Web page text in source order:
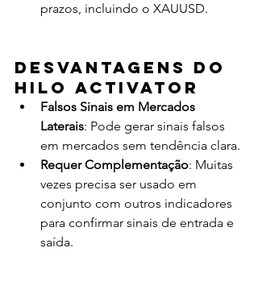
prazos, incluindo o XAUUSD.
Desvantagens do
HiLo Activator
Falsos Sinais em Mercados
Laterais: Pode gerar sinais falsos
em mercados sem tendência clara.
Requer Complementação: Muitas
vezes precisa ser usado em
conjunto com outros indicadores
para confirmar sinais de entrada e
saída.